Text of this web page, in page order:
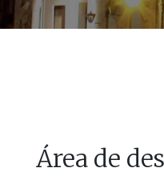
Área de